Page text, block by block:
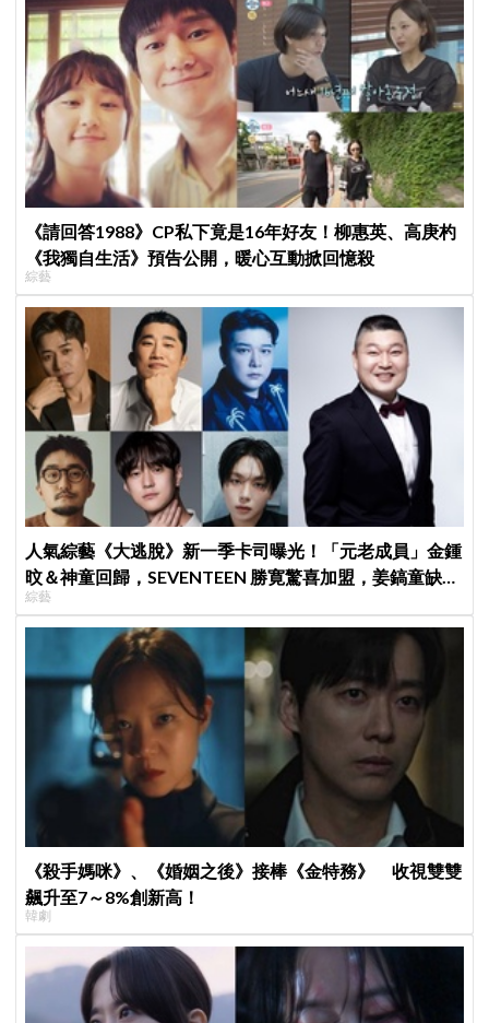
《請回答1988》CP私下竟是16年好友！柳惠英、高庚杓
《我獨自生活》預告公開，暖心互動掀回憶殺
綜藝
人氣綜藝《大逃脫》新一季卡司曝光！「元老成員」金鍾
旼＆神童回歸，SEVENTEEN 勝寛驚喜加盟，姜鎬童缺席
成最大焦點
綜藝
《殺手媽咪》、《婚姻之後》接棒《金特務》 收視雙雙
飆升至7～8%創新高！
韓劇